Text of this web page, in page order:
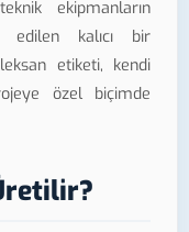
ekipmanların
edilen kalıcı bir
etiketi, kendi
özel biçimde